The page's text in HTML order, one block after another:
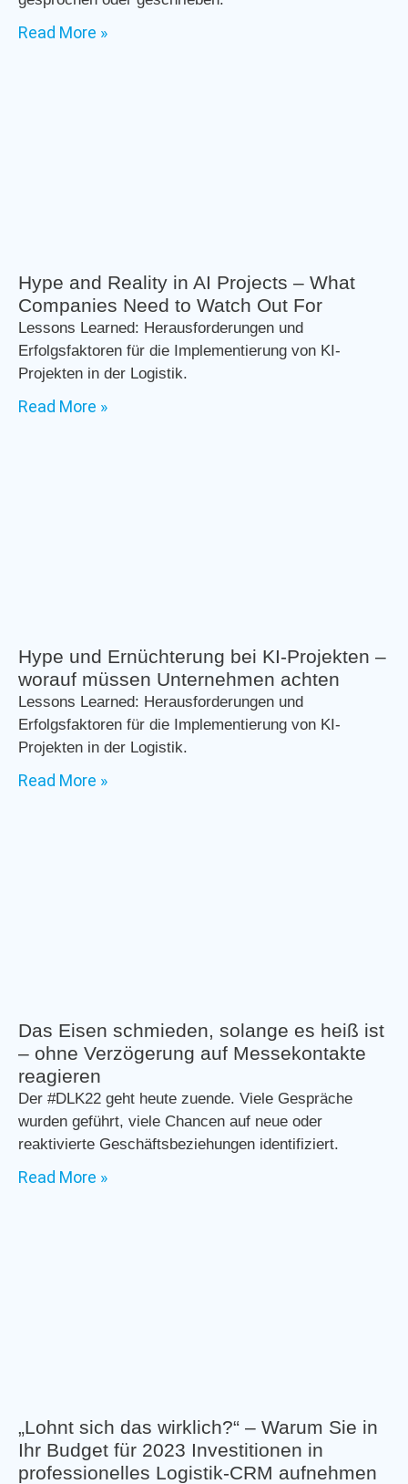
Read More »
Hype and Reality in AI Projects – What
Companies Need to Watch Out For
Lessons Learned: Herausforderungen und
Erfolgsfaktoren für die Implementierung von KI-
Projekten in der Logistik.
Read More »
Hype und Ernüchterung bei KI-Projekten –
worauf müssen Unternehmen achten
Lessons Learned: Herausforderungen und
Erfolgsfaktoren für die Implementierung von KI-
Projekten in der Logistik.
Read More »
Das Eisen schmieden, solange es heiß ist
– ohne Verzögerung auf Messekontakte
reagieren
Der #DLK22 geht heute zuende. Viele Gespräche
wurden geführt, viele Chancen auf neue oder
reaktivierte Geschäftsbeziehungen identifiziert.
Read More »
„Lohnt sich das wirklich?“ – Warum Sie in
Ihr Budget für 2023 Investitionen in
professionelles Logistik-CRM aufnehmen